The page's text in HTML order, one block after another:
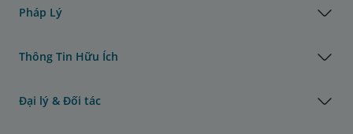
Pháp Lý
Thông Tin Hữu Ích
Đại lý & Đối tác